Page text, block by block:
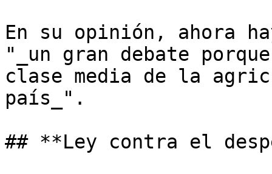
En su opinión, ahora
"_un gran debate
clase media de la
país_".
## **Ley contra el